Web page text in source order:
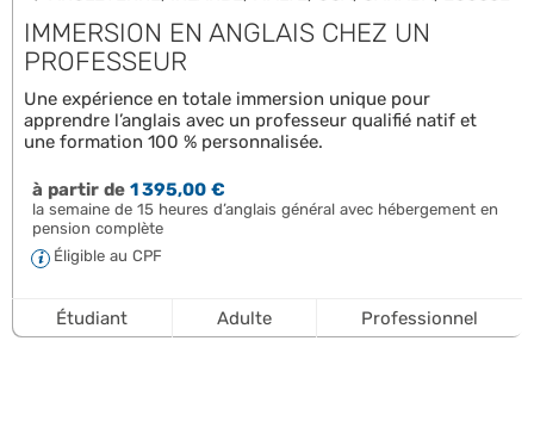
IMMERSION EN ANGLAIS CHEZ UN
PROFESSEUR
Une expérience en totale immersion unique pour
apprendre l’anglais avec un professeur qualifié natif et
une formation 100 % personnalisée.
à partir de1 395,00 €
la semaine de 15 heures d’anglais général avec hébergement en
pension complète
Éligible au CPF
Étudiant Adulte Professionnel